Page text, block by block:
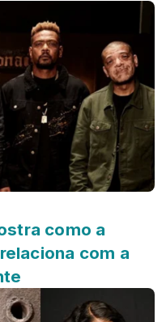
como a
com a